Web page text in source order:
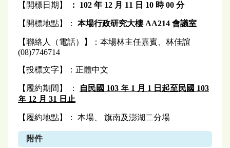
【開標日期】 ： 102 年 12 月 11 日 10 時 00 分
【開標地點】： 本場行政研究大樓 AA214 會議室
【聯絡人（電話）】：本場林主任嘉賓、林佳誼
(08)7746714
【投標文字】：正體中文
【履約期間】 ：
自民國 103 年 1 月 1 日起至民國 103
年 12 月 31 日止
【履約地點】： 本場、 旗南及澎湖二分場
附件